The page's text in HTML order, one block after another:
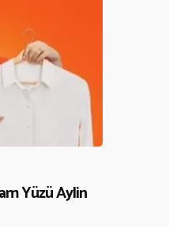
Yüzü Aylin